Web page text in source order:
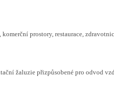
komerční prostory, restaurace,
žaluzie přizpůsobené pro odvod